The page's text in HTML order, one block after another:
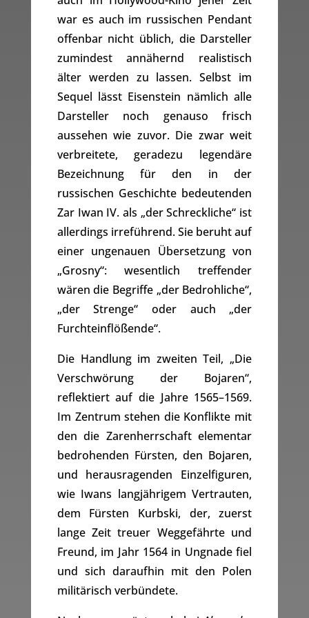
war es auch im russischen Pendant
offenbar nicht üblich, die Darsteller
zumindest annähernd realistisch
älter werden zu lassen. Selbst im
Sequel lässt Eisenstein nämlich alle
Darsteller noch genauso frisch
aussehen wie zuvor. Die zwar weit
verbreitete, geradezu legendäre
Bezeichnung für den in der
russischen Geschichte bedeutenden
Zar Iwan IV. als „der Schreckliche“ ist
allerdings irreführend. Sie beruht auf
einer ungenauen Übersetzung von
„Grosny“: wesentlich treffender
wären die Begriffe „der Bedrohliche“,
„der Strenge“ oder auch „der
Furchteinflößende“.
Die Handlung im zweiten Teil, „Die
Verschwörung der Bojaren“,
reflektiert auf die Jahre 1565–1569.
Im Zentrum stehen die Konflikte mit
den die Zarenherrschaft elementar
bedrohenden Fürsten, den Bojaren,
und herausragenden Einzelfiguren,
wie Iwans langjährigem Vertrauten,
dem Fürsten Kurbski, der, zuerst
lange Zeit treuer Weggefährte und
Freund, im Jahr 1564 in Ungnade fiel
und sich daraufhin mit den Polen
militärisch verbündete.